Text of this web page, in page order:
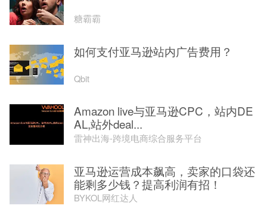
糖霸霸
如何支付亚马逊站内广告费用？
Qbit
Amazon live与亚马逊CPC，站内DE
AL,站外deal...
雷神出海-跨境电商综合服务平台
亚马逊运营成本飙高，卖家的口袋还
能剩多少钱？提高利润有招！
BYKOL网红达人